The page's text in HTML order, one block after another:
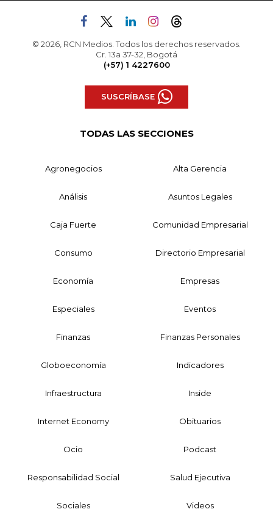
© 2026, RCN Medios. Todos los derechos reservados.
Cr. 13a 37-32, Bogotá
(+57) 1 4227600
SUSCRÍBASE
TODAS LAS SECCIONES
Agronegocios Alta Gerencia
Análisis Asuntos Legales
Caja Fuerte Comunidad Empresarial
Consumo Directorio Empresarial
Economía Empresas
Especiales Eventos
Finanzas Finanzas Personales
Globoeconomía Indicadores
Infraestructura Inside
Internet Economy Obituarios
Ocio Podcast
Responsabilidad Social Salud Ejecutiva
Sociales Videos